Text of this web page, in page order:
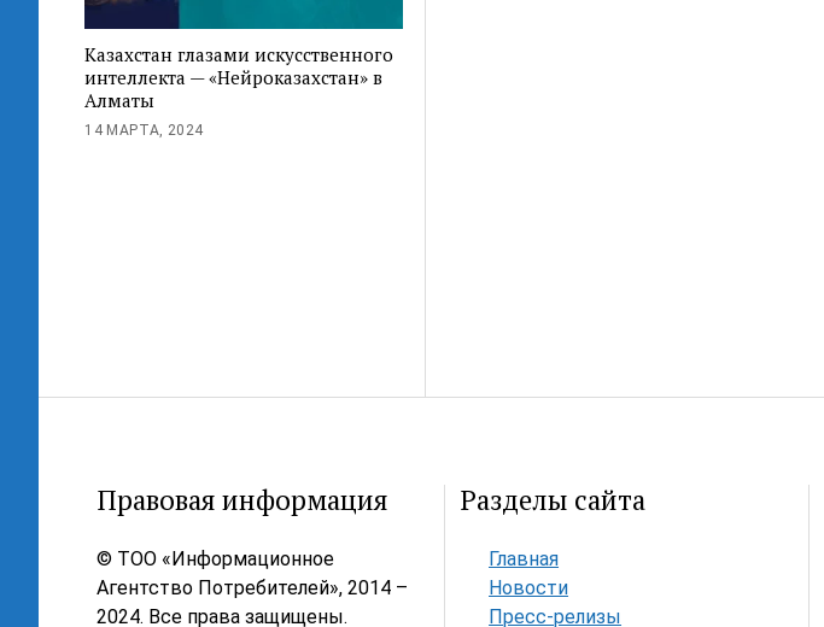
Казахстан глазами искусственного
интеллекта — «Нейроказахстан» в
Алматы
14 МАРТА, 2024
Правовая информация
© ТОО «Информационное
Агентство Потребителей», 2014 –
2024. Все права защищены.
Разделы сайта
Главная
Новости
Пресс-релизы